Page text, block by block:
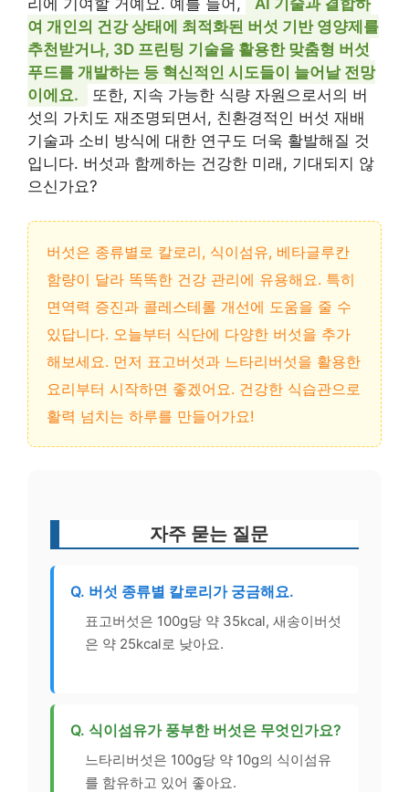
여 개인의 건강 상태에 최적화된 버섯 기반 영양제를
추천받거나, 3D 프린팅 기술을 활용한 맞춤형 버섯
푸드를 개발하는 등 혁신적인 시도들이 늘어날 전망
이에요.
또한, 지속 가능한 식량 자원으로서의 버
섯의 가치도 재조명되면서, 친환경적인 버섯 재배
기술과 소비 방식에 대한 연구도 더욱 활발해질 것
입니다. 버섯과 함께하는 건강한 미래, 기대되지 않
으신가요?
버섯은 종류별로 칼로리, 식이섬유, 베타글루칸
함량이 달라 똑똑한 건강 관리에 유용해요. 특히
면역력 증진과 콜레스테롤 개선에 도움을 줄 수
있답니다. 오늘부터 식단에 다양한 버섯을 추가
해보세요. 먼저 표고버섯과 느타리버섯을 활용한
요리부터 시작하면 좋겠어요. 건강한 식습관으로
활력 넘치는 하루를 만들어가요!
자주 묻는 질문
Q. 버섯 종류별 칼로리가 궁금해요.
표고버섯은 100g당 약 35kcal, 새송이버섯
은 약 25kcal로 낮아요.
Q. 식이섬유가 풍부한 버섯은 무엇인가요?
느타리버섯은 100g당 약 10g의 식이섬유
를 함유하고 있어 좋아요.